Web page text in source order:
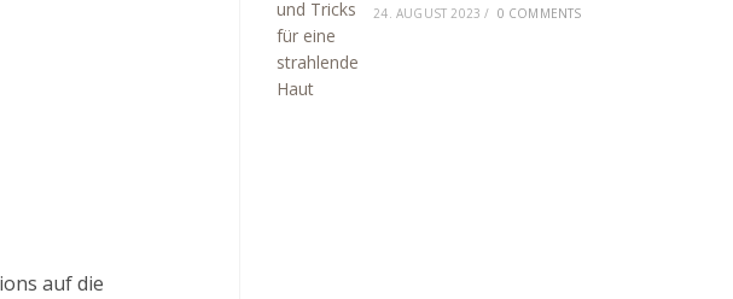
auf die
24. AUGUST 2023 / 0 COMMENTS